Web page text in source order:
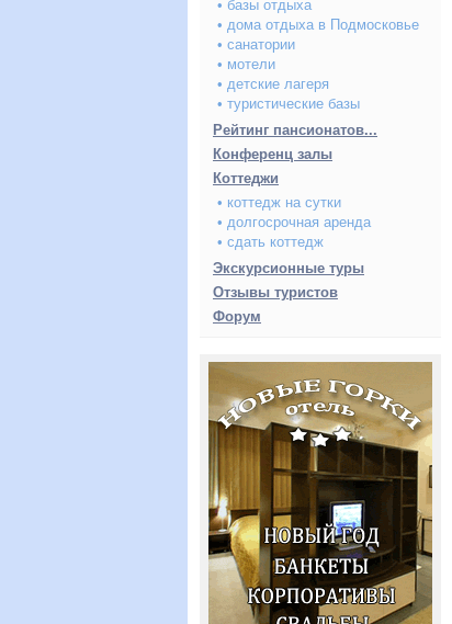
• базы отдыха
• дома отдыха в Подмосковье
• санатории
• мотели
• детские лагеря
• туристические базы
Рейтинг пансионатов...
Конференц залы
Коттеджи
• коттедж на сутки
• долгосрочная аренда
• сдать коттедж
Экскурсионные туры
Отзывы туристов
Форум